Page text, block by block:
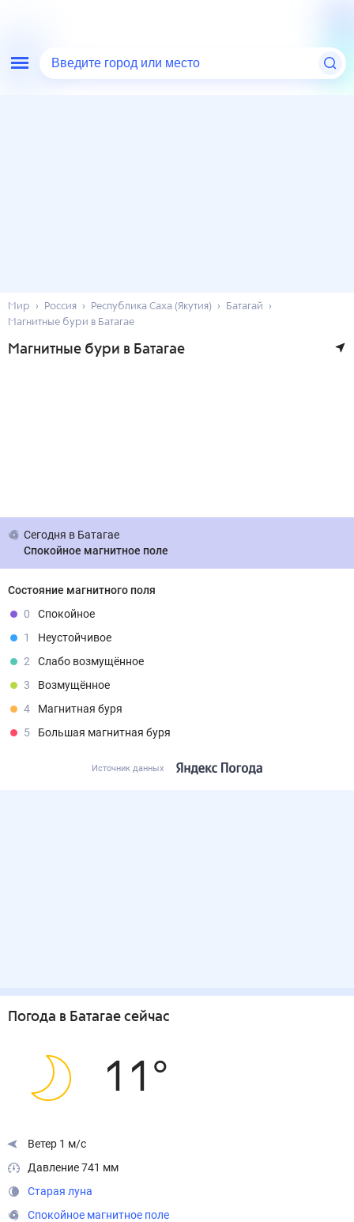
Введите город или место
Мир Россия Республика Саха (Якутия)
Батагай
Магнитные бури в Батагае
Магнитные бури в Батагае
Сегодня в Батагае
Спокойное магнитное поле
Состояние магнитного поля
0
Спокойное
1
Неустойчивое
2
Слабо возмущённое
3
Возмущённое
4
Магнитная буря
5
Большая магнитная буря
Источник данных
Погода в Батагае сейчас
11 °
Ветер 1 м/с
Давление 741 мм
Старая луна
Спокойное магнитное поле